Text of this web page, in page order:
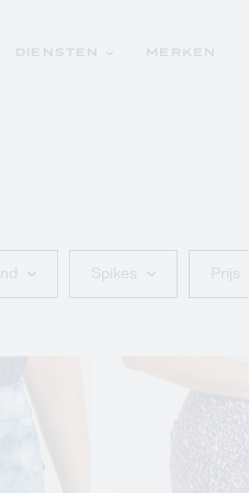
DIENSTEN MERKEN
Spikes Prijs